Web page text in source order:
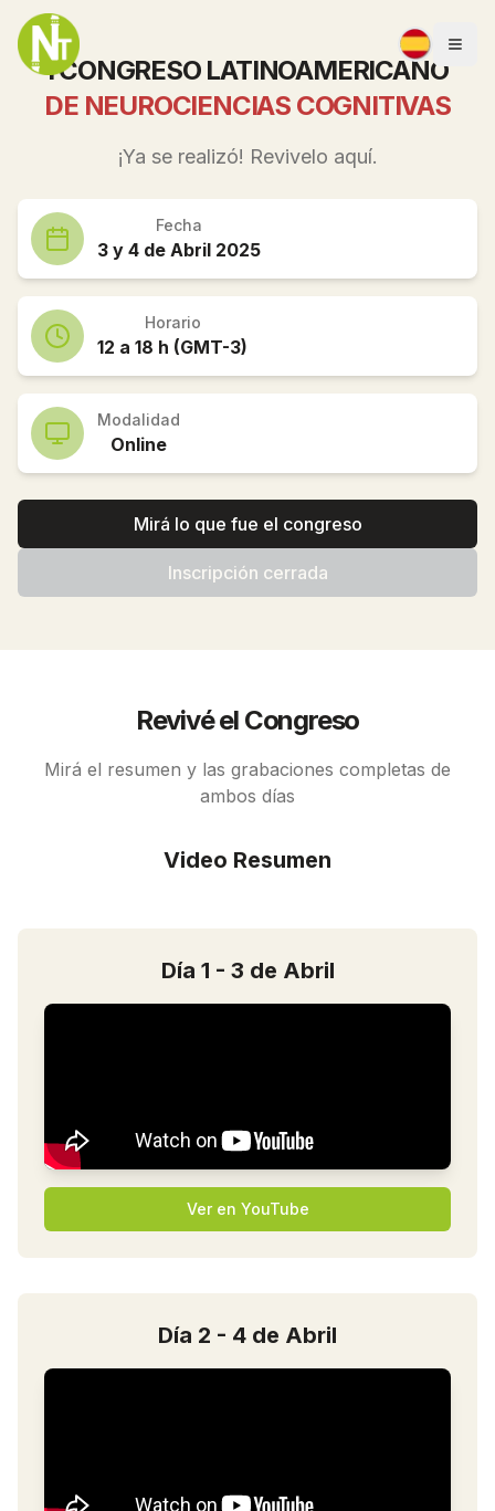
I CONGRESO LATINOAMERICANO
DE NEUROCIENCIAS COGNITIVAS
¡Ya se realizó! Revivelo aquí.
Fecha
3 y 4 de Abril 2025
Horario
12 a 18 h (GMT-3)
Modalidad
Online
Mirá lo que fue el congreso
Inscripción cerrada
Revivé el Congreso
Mirá el resumen y las grabaciones completas de
ambos días
Video Resumen
Día 1 - 3 de Abril
Ver en YouTube
Día 2 - 4 de Abril